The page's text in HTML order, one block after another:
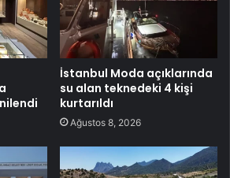
İstanbul Moda açıklarında
su alan teknedeki 4 kişi
kurtarıldı
Ağustos 8, 2026